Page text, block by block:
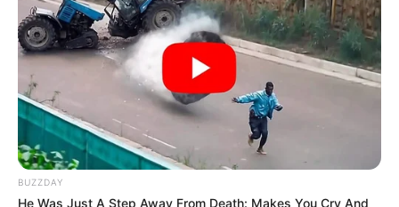
BUZZDAY
He Was Just A Step Away From Death: Makes You Cry And